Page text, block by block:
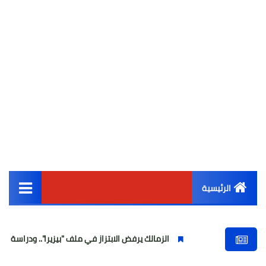
الرئيسية
أخبار مصر
الزمالك يرفض الابتزاز في ملف "بيزيرا".. ودراسة قانونية